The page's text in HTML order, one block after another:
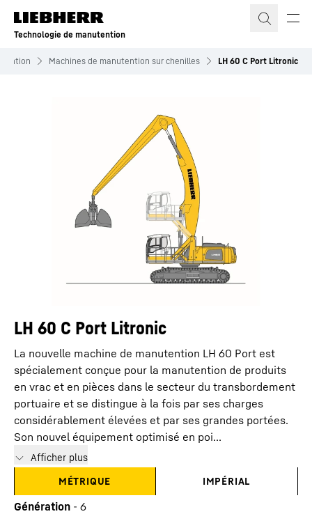
Technologie de manutention
Machines de manutention sur chenilles LH 60 C Port Litronic
LH 60 C Port Litronic
La nouvelle machine de manutention LH 60 Port est
spécialement conçue pour la manutention de produits
en vrac et en pièces dans le secteur du transbordement
portuaire et se distingue à la fois par ses charges
considérablement élevées et par ses grandes portées.
Son nouvel équipement optimisé en poi...
Afficher plus
MÉTRIQUE
IMPÉRIAL
Génération - 6